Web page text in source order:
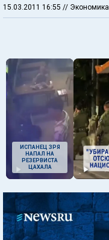
15.03.2011 16:55 // Экономика
ИСПАНЕЦ ЗРЯ
НАПАЛ НА
РЕЗЕРВИСТА
ЦАХАЛА